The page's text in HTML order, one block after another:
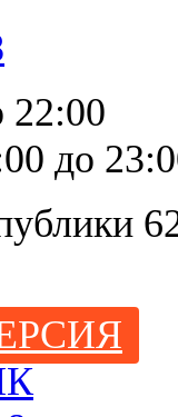
22:00
до